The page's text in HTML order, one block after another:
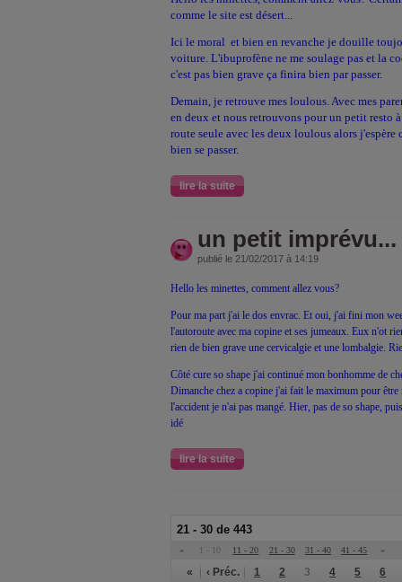
comme le site est désert...
Ici le moral et bien en revanche je douille
voiture. L'ibuprofène ne me soulage pas et la
c'est pas bien grave ça finira bien par passer.
Demain, je retrouve mes loulous. Avec mes
en deux et nous retrouvons pour un petit resto
route seule avec les deux loulous alors
bien se passer.
lire la suite
un petit imprévu...
publié le 21/02/2017 à 14:19
Hello les minettes, comment allez vous?
Pour ma part j'ai le dos envrac. Et oui, j'ai fini mon
l'autoroute avec ma copine et ses jumeaux. Eux n'ot
rien de bien grave une cervicalgie et une lombalgie.
Côté cure so shape j'ai continué mon bonhomme de
Dimanche chez a copine j'ai fait le maximum pour
l'accident je n'ai pas mangé. Hier, pas de so shape,
idé
lire la suite
21 - 30 de 443
« 1 - 10 11 - 20 21 - 30 31 - 40 41 - 45 »
« ‹ Préc. 1 2 3 4 5 6